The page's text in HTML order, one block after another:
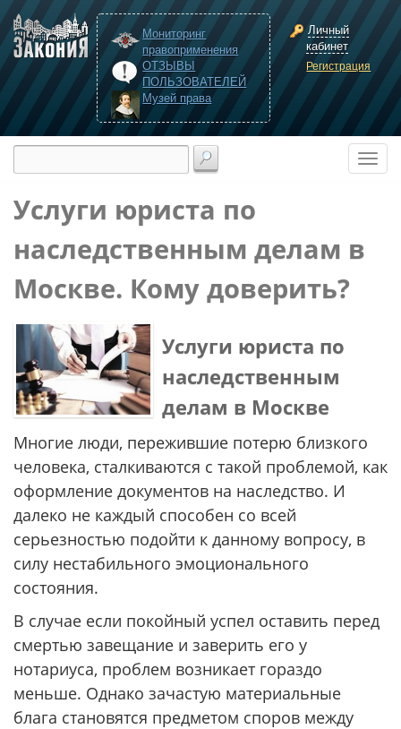
Мониторинг
правоприменения
ОТЗЫВЫ
ПОЛЬЗОВАТЕЛЕЙ
Музей права
Личный
кабинет
Регистрация
Услуги юриста по
наследственным делам в
Москве. Кому доверить?
Услуги юриста по
наследственным
делам в Москве
Многие люди, пережившие потерю близкого
человека, сталкиваются с такой проблемой, как
оформление документов на наследство. И
далеко не каждый способен со всей
серьезностью подойти к данному вопросу, в
силу нестабильного эмоционального
состояния.
В случае если покойный успел оставить перед
смертью завещание и заверить его у
нотариуса, проблем возникает гораздо
меньше. Однако зачастую материальные
блага становятся предметом споров между